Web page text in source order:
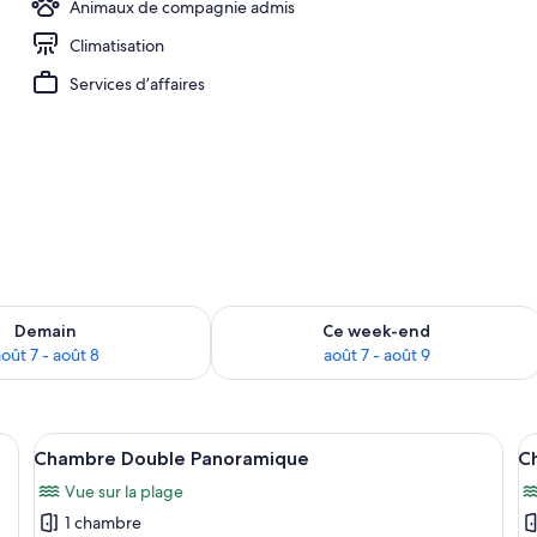
Animaux de compagnie admis
Climatisation
Services d’affaires
Demain
7 - août 8
pour demain août 7 - août 8
Ce week-end
août 7 - août 9
Vérifier la disponibilité pour ce week-
des oreillers blancs, une couvre-lit noire et, au-dessus du lit, un tableau
Afficher
toutes
les
photos
Une chambre d’hôtel avec un lit,
2
Chambre Double Panoramique
Vue sur la plage
1 chambre